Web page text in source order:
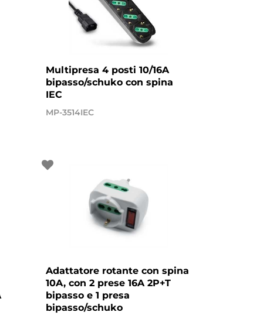
Multipresa 4 posti 10/16A
bipasso/schuko con spina
IEC
MP-3514IEC
Adattatore rotante con spina
10A, con 2 prese 16A 2P+T
bipasso e 1 presa
bipasso/schuko